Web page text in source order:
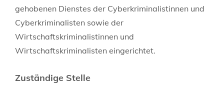
gehobenen Dienstes der Cyberkriminalistinnen und
Cyberkriminalisten sowie der
Wirtschaftskriminalistinnen und
Wirtschaftskriminalisten eingerichtet.
Zuständige Stelle